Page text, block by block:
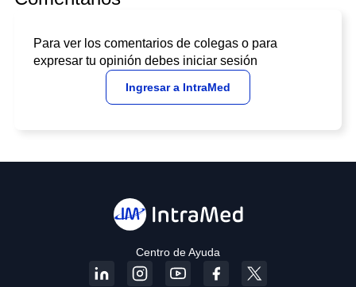
Para ver los comentarios de colegas o para
expresar tu opinión debes iniciar sesión
Ingresar a IntraMed
Centro de Ayuda